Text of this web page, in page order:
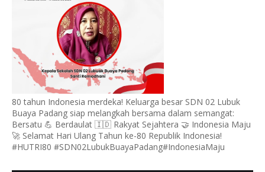
80 tahun Indonesia merdeka! Keluarga besar SDN 02 Lubuk
Buaya Padang siap melangkah bersama dalam semangat:
Bersatu 💪 Berdaulat 🇮🇩 Rakyat Sejahtera 🤝 Indonesia Maju
🚀 Selamat Hari Ulang Tahun ke-80 Republik Indonesia!
#HUTRI80 #SDN02LubukBuayaPadang#IndonesiaMaju